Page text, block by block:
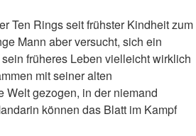
Ten Rings seit frühster Kindheit zum
Mann aber versucht, sich ein
früheres Leben vielleicht wirklich
mit seiner alten
Welt gezogen, in der niemand
können das Blatt im Kampf